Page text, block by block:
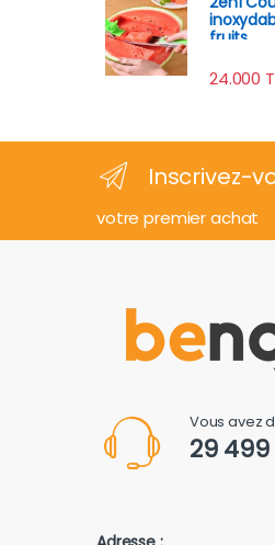
fruits
24.000
Inscrivez-
votre premier achat
Vous avez
29